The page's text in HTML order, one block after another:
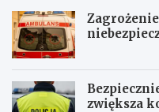
zwiększa